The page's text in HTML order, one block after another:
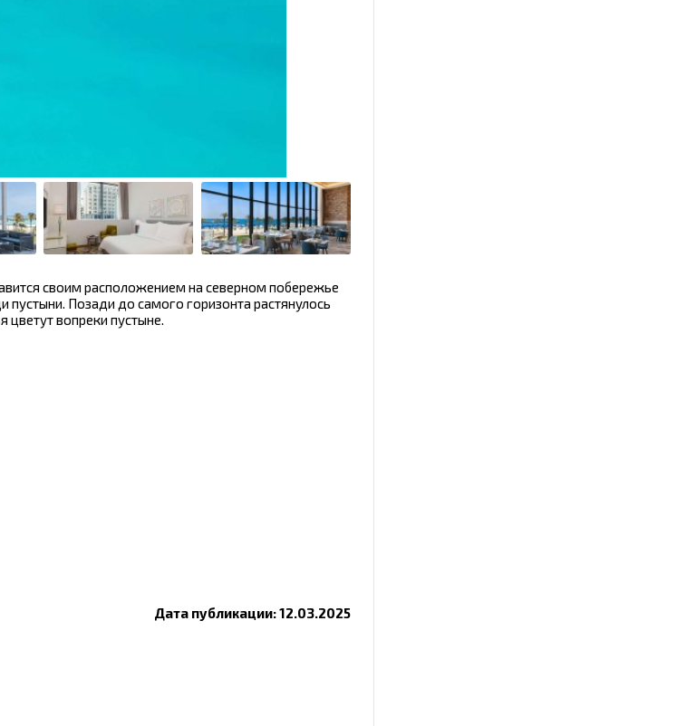
своим расположением на северном побережье
Позади до самого горизонта растянулось
вопреки пустыне.
Дата публикации: 12.03.2025